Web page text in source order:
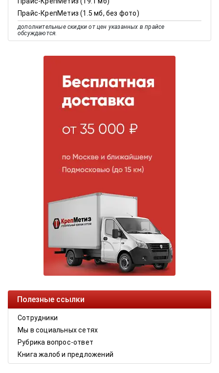
Прайс-КрепМетиз (1.5 мб, без фото)
дополнительные скидки от цен указанных в прайсе
обсуждаются.
Полезные ссылки
Сотрудники
Мы в социальных сетях
Рубрика вопрос-ответ
Книга жалоб и предложений